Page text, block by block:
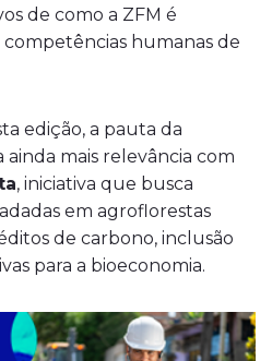
de como a ZFM é
humanas de
edição, a pauta da
mais relevância com
, iniciativa que busca
em agroflorestas
de carbono, inclusão
para a bioeconomia.